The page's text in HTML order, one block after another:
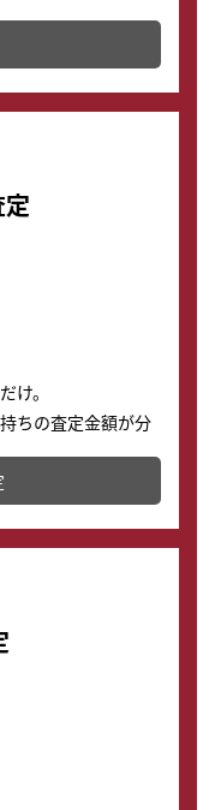
すことが可能で
け。
ちの査定金額が分